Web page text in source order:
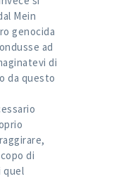
Mein
genocida
ad
di
da questo
di
quel